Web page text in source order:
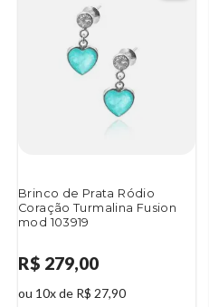
Brinco de Prata Ródio
Coração Turmalina Fusion
mod 103919
R$ 279,00
ou 10x de R$ 27,90